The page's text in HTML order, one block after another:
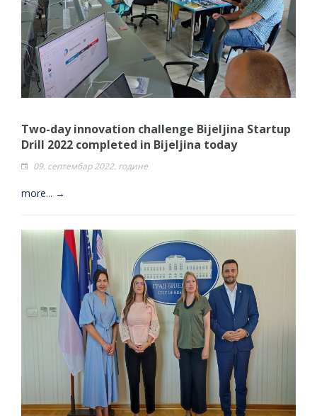
Two-day innovation challenge Bijeljina Startup
Drill 2022 completed in Bijeljina today
09. септембар 2022. године
more... →